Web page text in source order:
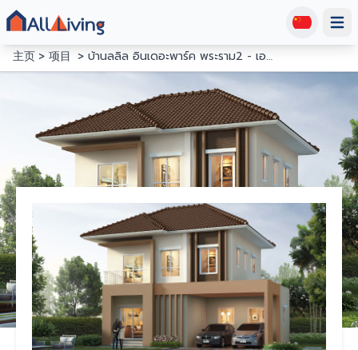
主页
项目 บ้านลลิล อินเดอะพาร์ค พระราม2 - เอกชัย